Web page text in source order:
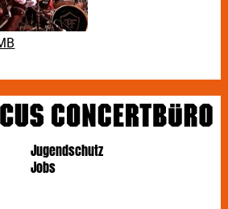
vom 2. Oktober 2020,
April 2022 bleiben gültig.
Jugendschutz
Jobs